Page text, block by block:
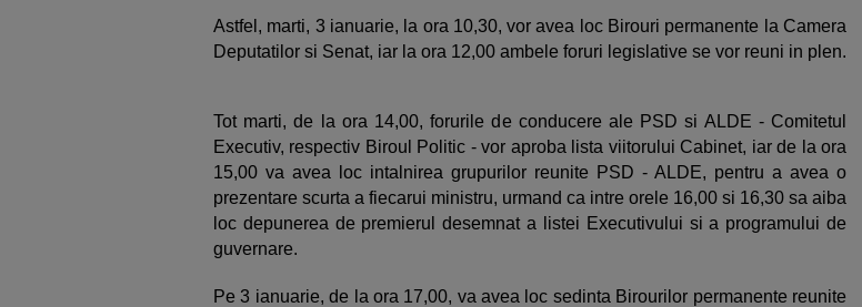
Astfel, marti, 3 ianuarie, la ora 10,30, vor avea loc Birouri permanente la Camera
Deputatilor si Senat, iar la ora 12,00 ambele foruri legislative se vor reuni in plen.
Tot marti, de la ora 14,00, forurile de conducere ale PSD si ALDE - Comitetul
Executiv, respectiv Biroul Politic - vor aproba lista viitorului Cabinet, iar de la ora
15,00 va avea loc intalnirea grupurilor reunite PSD - ALDE, pentru a avea o
prezentare scurta a fiecarui ministru, urmand ca intre orele 16,00 si 16,30 sa aiba
loc depunerea de premierul desemnat a listei Executivului si a programului de
guvernare.
Pe 3 ianuarie, de la ora 17,00, va avea loc sedinta Birourilor permanente reunite